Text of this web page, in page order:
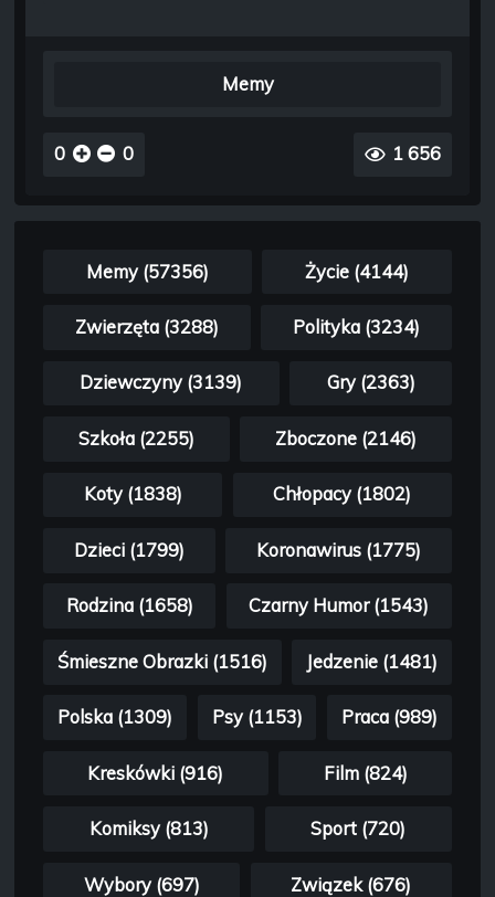
Memy
0 0 1 656
Memy (57356) Życie (4144)
Zwierzęta (3288) Polityka (3234)
Dziewczyny (3139) Gry (2363)
Szkoła (2255) Zboczone (2146)
Koty (1838) Chłopacy (1802)
Dzieci (1799) Koronawirus (1775)
Rodzina (1658) Czarny Humor (1543)
Śmieszne Obrazki (1516) Jedzenie (1481)
Polska (1309) Psy (1153) Praca (989)
Kreskówki (916) Film (824)
Komiksy (813) Sport (720)
Wybory (697) Związek (676)